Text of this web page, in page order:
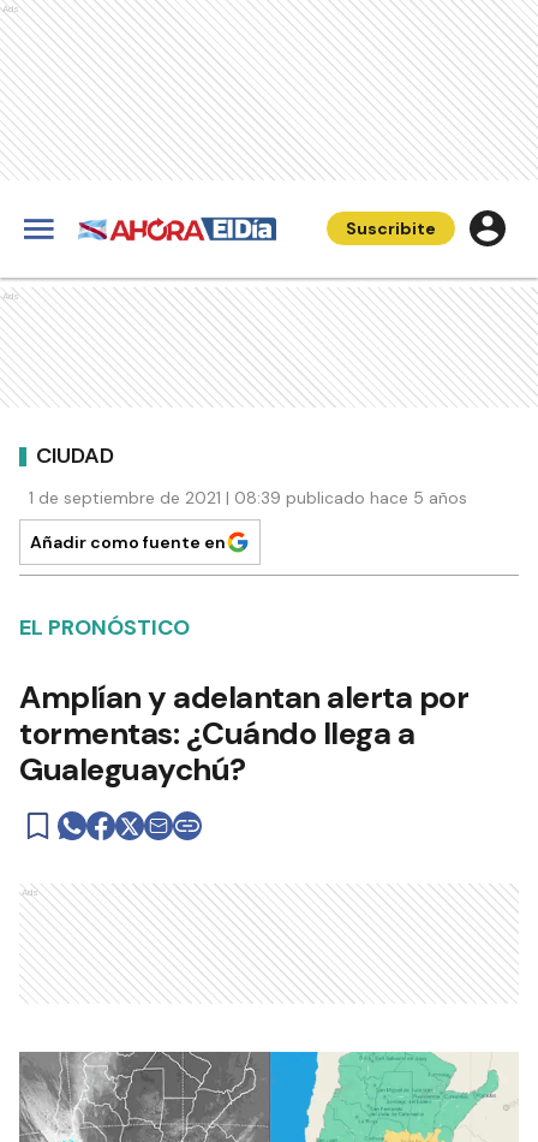
Ads
Suscribite
Ads
CIUDAD
1 de septiembre de 2021 | 08:39 publicado hace 5 años
Añadir como fuente en
EL PRONÓSTICO
Amplían y adelantan alerta por
tormentas: ¿Cuándo llega a
Gualeguaychú?
Ads